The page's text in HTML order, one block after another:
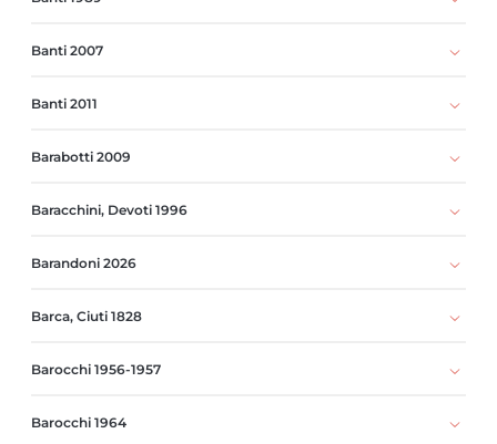
Banti 2007
Banti 2011
Barabotti 2009
Baracchini, Devoti 1996
Barandoni 2026
Barca, Ciuti 1828
Barocchi 1956-1957
Barocchi 1964